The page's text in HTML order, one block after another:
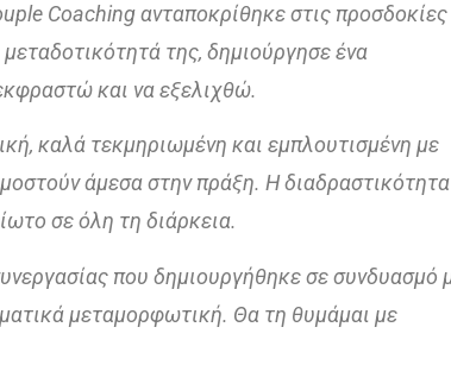
Coaching ανταποκρίθηκε στις προσδοκίες
της, δημιούργησε ένα
και να εξελιχθώ.
καλά τεκμηριωμένη και εμπλουτισμένη με
άμεσα στην πράξη. Η διαδραστικότητα
σε όλη τη διάρκεια.
που δημιουργήθηκε σε συνδυασμό
μεταμορφωτική. Θα τη θυμάμαι με